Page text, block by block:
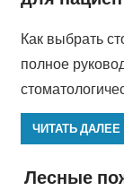
Как выбрать
полное
ЧИТАТЬ ДАЛЕЕ
Лесные